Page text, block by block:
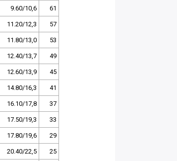
9.60/10,6 61
11.20/12,3 57
11.80/13,0 53
12.40/13,7 49
12.60/13,9 45
14.80/16,3 41
16.10/17,8 37
17.50/19,3 33
17.80/19,6 29
20.40/22,5 25